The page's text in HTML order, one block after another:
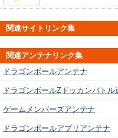
関連サイトリンク集
関連アンテナリンク集
ドラゴンボールアンテナ
ドラゴンボールZドッカンバトル
ゲームメンバーズアンテナ
ドラゴンボールアプリアンテナ